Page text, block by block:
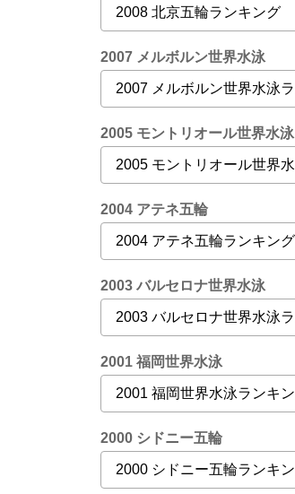
2007 メルボルン世界水泳
2005 モントリオール世界水泳
2004 アテネ五輪
2003 バルセロナ世界水泳
2001 福岡世界水泳
2000 シドニー五輪